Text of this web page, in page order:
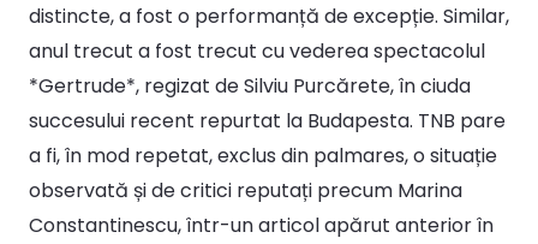
distincte, a fost o performanță de excepție. Similar,
anul trecut a fost trecut cu vederea spectacolul
*Gertrude*, regizat de Silviu Purcărete, în ciuda
succesului recent repurtat la Budapesta. TNB pare
a fi, în mod repetat, exclus din palmares, o situație
observată și de critici reputați precum Marina
Constantinescu, într-un articol apărut anterior în